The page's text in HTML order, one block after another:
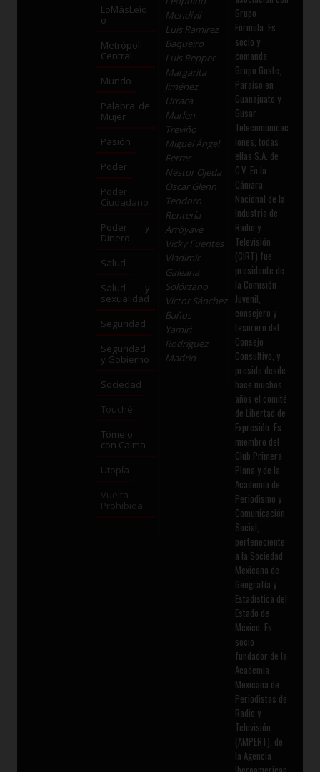
LoMásLeíd
o
Metrópoli
Central
Mundo
Palabra de
Mujer
Pasión
Poder
Poder
Ciudadano
Poder y
Dinero
Salud
Salud y
sexualidad
Seguridad
Seguridad
y Gobierno
Sociedad
Touché
Tómelo
con Calma
Utopía
Vuelta
Prohibida
Mendívil
Luis Ramírez
Baqueiro
Luis Repper
Margarita
Jiménez
Urraca
Marlen
Treviño
Miguel Ángel
Ferrer
Néstor Ojeda
Oscar Glenn
Teodoro
Rentería
Arróyave
Vicky Fuentes
Vladimir
Galeana
Solórzano
Víctor Sánchez
Baños
Yamiri
Rodríguez
Madrid
Grupo
Fórmula. Es
socio y
comanda
Grupo Guste,
Paraíso en
Guanajuato y
Gusar
Telecomunicac
iones, todas
ellas S.A. de
C.V. En la
Cámara
Nacional de la
Industria de
Radio y
Televisión
(CIRT) fue
presidente de
la Comisión
Juvenil,
consejero y
tesorero del
Consejo
Consultivo, y
preside desde
hace muchos
años el comité
de Libertad de
Expresión. Es
miembro del
Club Primera
Plana y de la
Academia de
Periodismo y
Comunicación
Social,
perteneciente
a la Sociedad
Mexicana de
Geografía y
Estadística del
Estado de
México. Es
socio
fundador de la
Academia
Mexicana de
Periodistas de
Radio y
Televisión
(AMPERT), de
la Agencia